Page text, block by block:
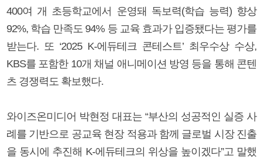
400여 개 초등학교에서 운영돼 독보력(학습 능력) 향상
92%, 학습 만족도 94% 등 교육 효과가 입증됐다는 평가를
받는다. 또 ‘2025 K-에듀테크 콘테스트’ 최우수상 수상,
KBS를 포함한 10개 채널 애니메이션 방영 등을 통해 콘텐
츠 경쟁력도 확보했다.
와이즈온미디어 박현정 대표는 “부산의 성공적인 실증 사
례를 기반으로 공교육 현장 적용과 함께 글로벌 시장 진출
을 동시에 추진해 K-에듀테크의 위상을 높이겠다”고 말했